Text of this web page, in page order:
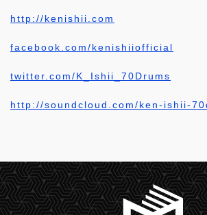
http://kenishii.com
facebook.com/kenishiiofficial
twitter.com/K_Ishii_70Drums
http://soundcloud.com/ken-ishii-